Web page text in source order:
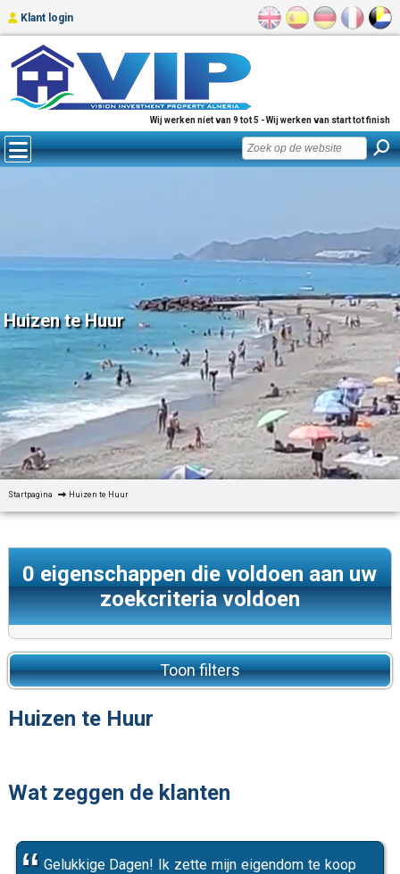
Wij werken niet van 9 tot 5 - Wij werken van start tot finish
Klant login
Huizen te Huur
Startpagina Huizen te Huur
0eigenschappen die voldoen aan uw
zoekcriteria voldoen
Toon filters
Huizen te Huur
Wat zeggen de klanten
Gelukkige Dagen! Ik zette mijn eigendom te koop